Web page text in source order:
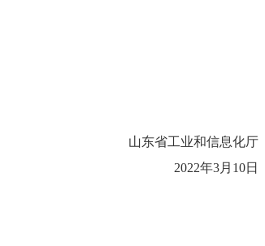
山东省工业和信息化厅
2022年3月10日